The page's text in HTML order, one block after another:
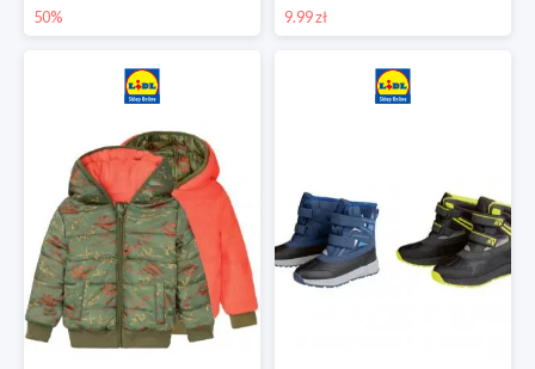
50% 9.99 zł